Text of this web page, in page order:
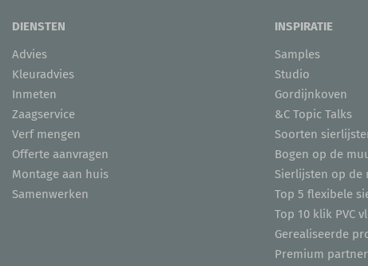
DIENSTEN
Advies
Kleuradvies
Inmeten
Zaagservice
Verf mengen
Offerte aanvragen
Montage aan huis
Samenwerken
INSPIRATIE
Samples
Studio
Gordijnkoven
&C Topic Talks
Soorten
Bogen op de
Sierlijsten op de
Top 5 flexibele
Top 10 klik PVC
Gerealiseerde
Premium